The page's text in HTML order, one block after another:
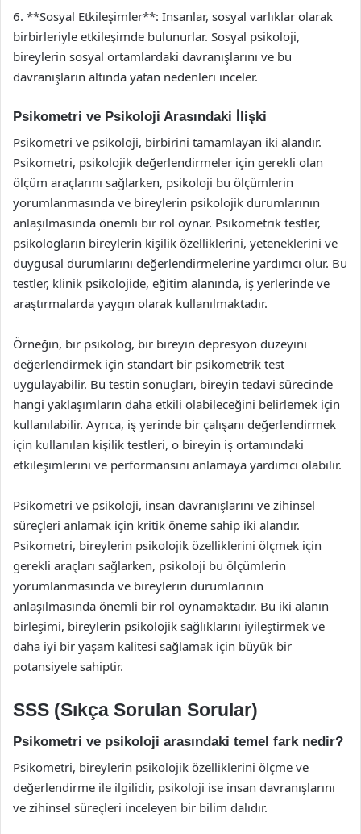
6. **Sosyal Etkileşimler**: İnsanlar, sosyal varlıklar olarak
birbirleriyle etkileşimde bulunurlar. Sosyal psikoloji,
bireylerin sosyal ortamlardaki davranışlarını ve bu
davranışların altında yatan nedenleri inceler.
Psikometri ve Psikoloji Arasındaki İlişki
Psikometri ve psikoloji, birbirini tamamlayan iki alandır.
Psikometri, psikolojik değerlendirmeler için gerekli olan
ölçüm araçlarını sağlarken, psikoloji bu ölçümlerin
yorumlanmasında ve bireylerin psikolojik durumlarının
anlaşılmasında önemli bir rol oynar. Psikometrik testler,
psikologların bireylerin kişilik özelliklerini, yeteneklerini ve
duygusal durumlarını değerlendirmelerine yardımcı olur. Bu
testler, klinik psikolojide, eğitim alanında, iş yerlerinde ve
araştırmalarda yaygın olarak kullanılmaktadır.
Örneğin, bir psikolog, bir bireyin depresyon düzeyini
değerlendirmek için standart bir psikometrik test
uygulayabilir. Bu testin sonuçları, bireyin tedavi sürecinde
hangi yaklaşımların daha etkili olabileceğini belirlemek için
kullanılabilir. Ayrıca, iş yerinde bir çalışanı değerlendirmek
için kullanılan kişilik testleri, o bireyin iş ortamındaki
etkileşimlerini ve performansını anlamaya yardımcı olabilir.
Psikometri ve psikoloji, insan davranışlarını ve zihinsel
süreçleri anlamak için kritik öneme sahip iki alandır.
Psikometri, bireylerin psikolojik özelliklerini ölçmek için
gerekli araçları sağlarken, psikoloji bu ölçümlerin
yorumlanmasında ve bireylerin durumlarının
anlaşılmasında önemli bir rol oynamaktadır. Bu iki alanın
birleşimi, bireylerin psikolojik sağlıklarını iyileştirmek ve
daha iyi bir yaşam kalitesi sağlamak için büyük bir
potansiyele sahiptir.
SSS (Sıkça Sorulan Sorular)
Psikometri ve psikoloji arasındaki temel fark nedir?
Psikometri, bireylerin psikolojik özelliklerini ölçme ve
değerlendirme ile ilgilidir, psikoloji ise insan davranışlarını
ve zihinsel süreçleri inceleyen bir bilim dalıdır.